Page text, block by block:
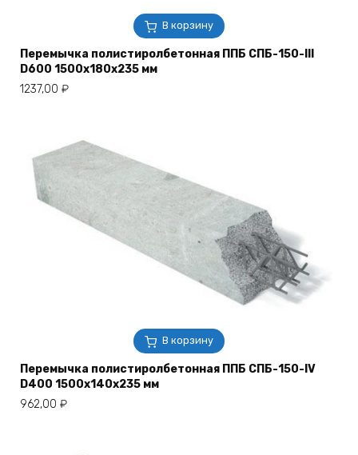
В корзину
Перемычка полистиролбетонная ППБ СПБ-150-III
D600 1500х180х235 мм
1237,00 ₽
В корзину
Перемычка полистиролбетонная ППБ СПБ-150-IV
D400 1500х140х235 мм
962,00 ₽